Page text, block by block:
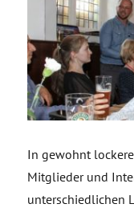
In gewohnt
Mitglieder und
unterschiedlichen